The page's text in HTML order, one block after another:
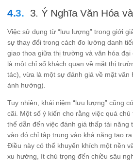
3. Ý Nghĩa Văn Hóa
Việc sử dụng từ “lưu lượng” trong giới
sự thay đổi trong cách đo lường danh
giao thoa giữa thị trường và văn hóa đại
là một chỉ số khách quan về mặt thị
tác), vừa là một sự đánh giá về mặt văn
ảnh hưởng).
Tuy nhiên, khái niệm “lưu lượng” cũng
cãi. Một số ý kiến cho rằng việc quá chú
thể dẫn đến việc đánh giá thấp tài năng
vào đó chỉ tập trung vào khả năng tạo
Điều này có thể khuyến khích một nền
xu hướng, ít chú trọng đến chiều sâu